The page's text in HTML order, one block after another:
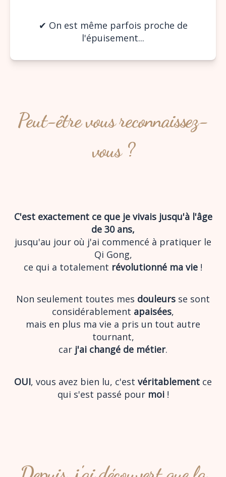
✔︎ On est même parfois proche de
l'épuisement...
Peut-être vous reconnaissez-
vous ?
C'est exactement ce que je vivais jusqu'à l'âge
de 30 ans,
jusqu'au jour où j'ai commencé à pratiquer le
Qi Gong,
ce qui a totalement révolutionné ma vie !
Non seulement toutes mes douleurs se sont
considérablement apaisées,
mais en plus ma vie a pris un tout autre
tournant,
car j'ai changé de métier.
OUI, vous avez bien lu, c'est véritablement ce
qui s'est passé pour moi!